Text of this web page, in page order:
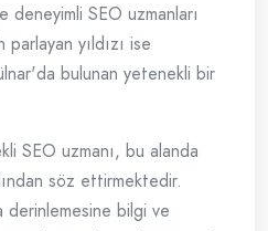
SEO uzmanları
yıldızı ise
bulunan yetenekli bir
SEO uzmanı, bu alanda
söz ettirmektedir.
derinlemesine bilgi ve